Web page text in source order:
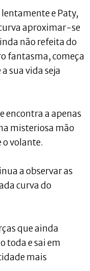
e Paty,
aproximar-se
não refeita do
fantasma, começa
sua vida seja
encontra a apenas
misteriosa mão
o volante.
a observar as
curva do
que ainda
toda e sai em
mais